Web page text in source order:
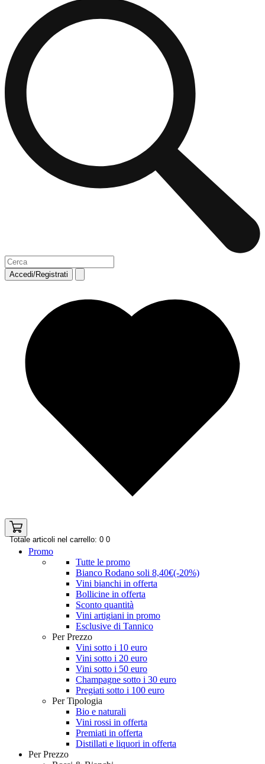
Accedi/Registrati
Totale articoli nel carrello: 0 0
Promo
Tutte le promo
Bianco Rodano soli 8,40€(-20%)
Vini bianchi in offerta
Bollicine in offerta
Sconto quantità
Vini artigiani in promo
Esclusive di Tannico
Per Prezzo
Vini sotto i 10 euro
Vini sotto i 20 euro
Vini sotto i 50 euro
Champagne sotto i 30 euro
Pregiati sotto i 100 euro
Per Tipologia
Bio e naturali
Vini rossi in offerta
Premiati in offerta
Distillati e liquori in offerta
Per Prezzo